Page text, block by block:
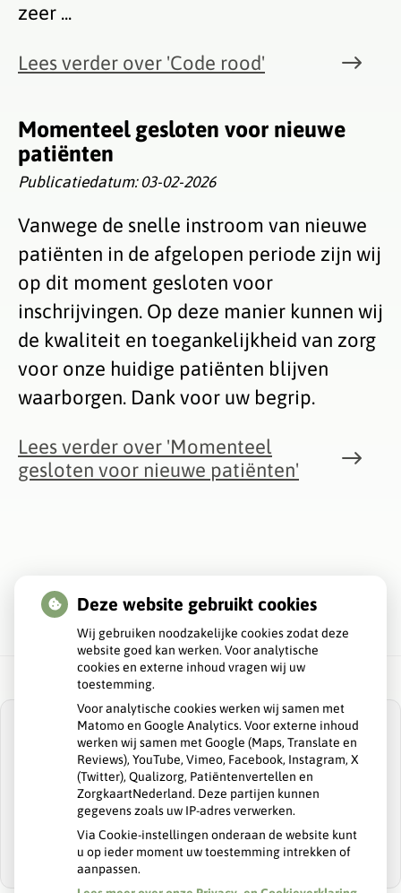
zeer ...
Lees verder over 'Code rood'
Momenteel gesloten voor nieuwe
patiënten
Publicatiedatum:03-02-2026
Vanwege de snelle instroom van nieuwe
patiënten in de afgelopen periode zijn wij
op dit moment gesloten voor
inschrijvingen. Op deze manier kunnen wij
de kwaliteit en toegankelijkheid van zorg
voor onze huidige patiënten blijven
waarborgen. Dank voor uw begrip.
Lees verder over 'Momenteel
gesloten voor nieuwe patiënten'
U heeft geen toestemming gegeven voor
externe inhouddie nodig is om dit te
zien.
Cookie-instellingen wijzigen
Deze website gebruikt cookies
Wij gebruiken noodzakelijke cookies zodat deze
website goed kan werken. Voor analytische
cookies en externe inhoud vragen wij uw
toestemming.
Voor analytische cookies werken wij samen met
Matomo en Google Analytics. Voor externe inhoud
werken wij samen met Google (Maps, Translate en
Reviews), YouTube, Vimeo, Facebook, Instagram, X
(Twitter), Qualizorg, Patiëntenvertellen en
ZorgkaartNederland. Deze partijen kunnen
gegevens zoals uw IP-adres verwerken.
Via Cookie-instellingen onderaan de website kunt
u op ieder moment uw toestemming intrekken of
aanpassen.